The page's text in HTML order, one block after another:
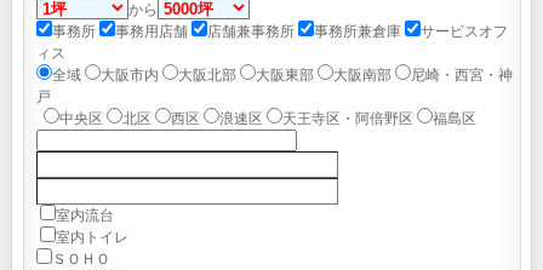
から
事務所
事務用店舗 店舗兼事務所 事務所兼倉庫
サービスオフ
ィス
全域
大阪市内 大阪北部 大阪東部 大阪南部
尼崎・西宮・神
戸
中央区
北区 西区 浪速区 天王寺区・阿倍野区 福島区
室内流台
室内トイレ
ＳＯＨＯ